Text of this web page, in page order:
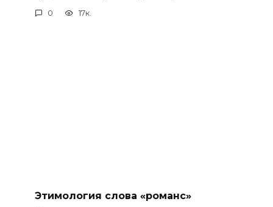
0 17к.
Этимология слова «романс»